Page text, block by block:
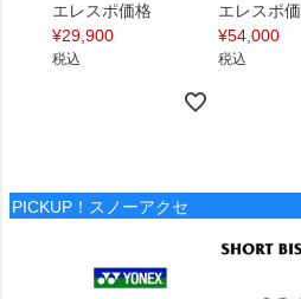
エレスポ価格
¥29,900
税込
エレスポ
¥54,000
税込
PICKUP！スノーアクセ